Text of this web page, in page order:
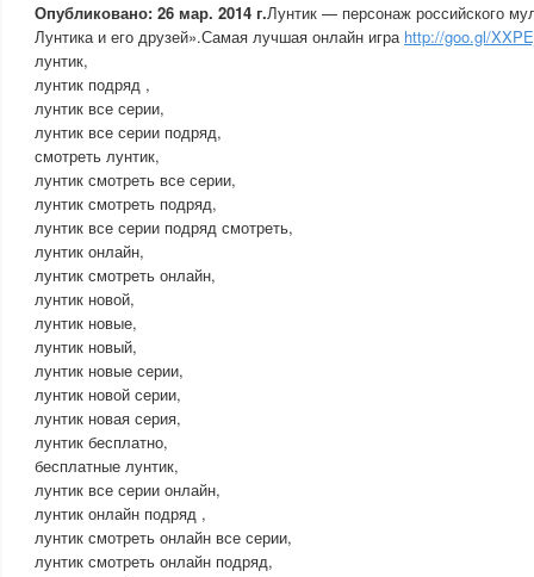
Опубликовано: 26 мар. 2014 г.Лунтик — персонаж российского
Лунтика и его друзей».Самая лучшая онлайн игра http://goo.gl/
лунтик,
лунтик подряд ,
лунтик все серии,
лунтик все серии подряд,
смотреть лунтик,
лунтик смотреть все серии,
лунтик смотреть подряд,
лунтик все серии подряд смотреть,
лунтик онлайн,
лунтик смотреть онлайн,
лунтик новой,
лунтик новые,
лунтик новый,
лунтик новые серии,
лунтик новой серии,
лунтик новая серия,
лунтик бесплатно,
бесплатные лунтик,
лунтик все серии онлайн,
лунтик онлайн подряд ,
лунтик смотреть онлайн все серии,
лунтик смотреть онлайн подряд,